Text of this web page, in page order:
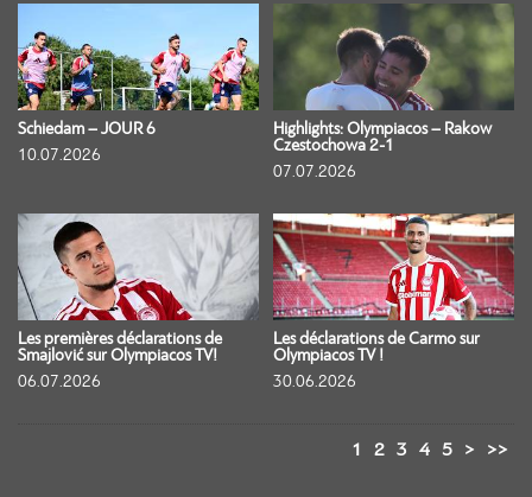
Schiedam – JOUR 6
10.07.2026
Highlights: Olympiacos – Rakow
Czestochowa 2-1
07.07.2026
Les premières déclarations de
Smajlović sur Olympiacos TV!
06.07.2026
Les déclarations de Carmo sur
Olympiacos TV !
30.06.2026
1 2 3 4 5 > >>